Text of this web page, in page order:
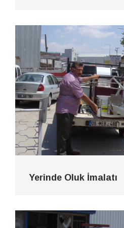
Yerinde Oluk İmalatı